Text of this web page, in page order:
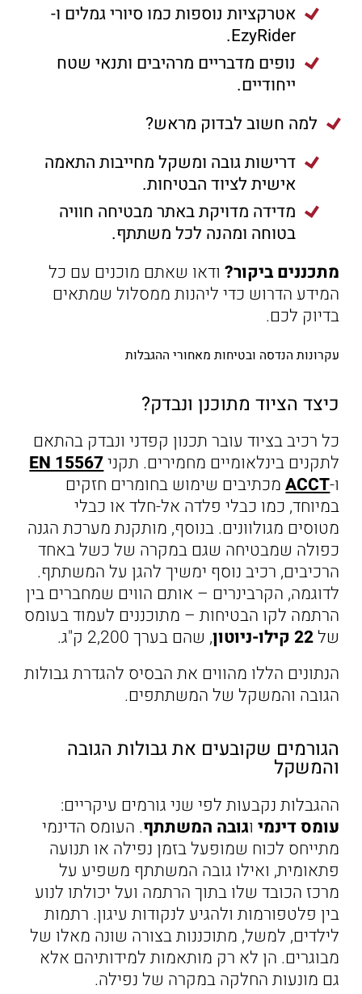
אטרקציות נוספות כמו סיורי גמלים ו-
EzyRider.
נופים מדבריים מרהיבים ותנאי שטח
ייחודיים.
למה חשוב לבדוק מראש?
דרישות גובה ומשקל מחייבות התאמה
אישית לציוד הבטיחות.
מדידה מדויקת באתר מבטיחה חוויה
בטוחה ומהנה לכל משתתף.
מתכננים ביקור?ודאו שאתם מוכנים עם כל
המידע הדרוש כדי ליהנות ממסלול שמתאים
בדיוק לכם.
עקרונות הנדסה ובטיחות מאחורי ההגבלות
כיצד הציוד מתוכנן ונבדק?
כל רכיב בציוד עובר תכנון קפדני ונבדק בהתאם
לתקנים בינלאומיים מחמירים. תקניEN 15567
ו-ACCTמכתיבים שימוש בחומרים חזקים
במיוחד, כמו כבלי פלדה אל-חלד או כבלי
מטוסים מגולוונים. בנוסף, מותקנת מערכת הגנה
כפולה שמבטיחה שגם במקרה של כשל באחד
הרכיבים, רכיב נוסף ימשיך להגן על המשתתף.
לדוגמה, הקרבינרים – אותם הווים שמחברים בין
הרתמה לקו הבטיחות – מתוכננים לעמוד בעומס
של22 קילו-ניוטון
, שהם בערך 2,200 ק"ג.
הנתונים הללו מהווים את הבסיס להגדרת גבולות
הגובה והמשקל של המשתתפים.
הגורמים שקובעים את גבולות הגובה
והמשקל
ההגבלות נקבעות לפי שני גורמים עיקריים:
עומס דינמיוגובה המשתתף. העומס הדינמי
מתייחס לכוח שמופעל בזמן נפילה או תנועה
פתאומית, ואילו גובה המשתתף משפיע על
מרכז הכובד שלו בתוך הרתמה ועל יכולתו לנוע
בין פלטפורמות ולהגיע לנקודות עיגון. רתמות
לילדים, למשל, מתוכננות בצורה שונה מאלו של
מבוגרים. הן לא רק מותאמות למידותיהם אלא
גם מונעות החלקה במקרה של נפילה.